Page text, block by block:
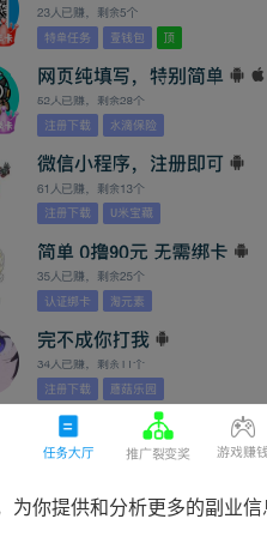
你提供和分析更多的副业信